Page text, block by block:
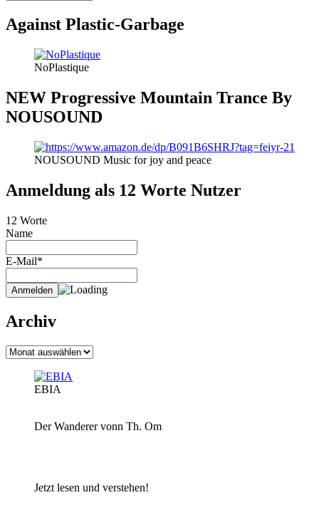
Against Plastic-Garbage
NoPlastique
NEW Progressive Mountain Trance By
NOUSOUND
NOUSOUND Music for joy and peace
Anmeldung als 12 Worte Nutzer
12 Worte
Name
E-Mail*
Archiv
Archiv
EBIA
Der Wanderer vonn Th. Om
Jetzt lesen und verstehen!